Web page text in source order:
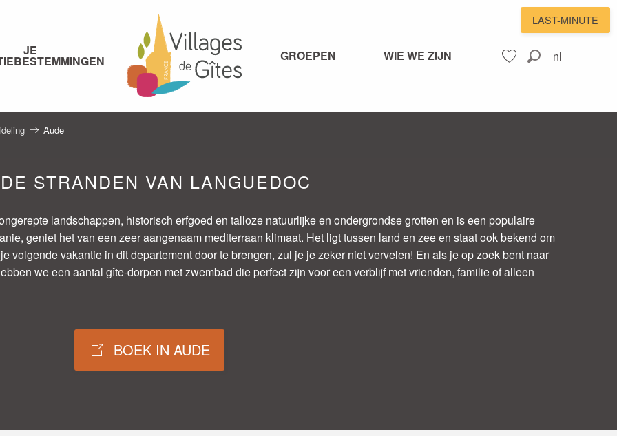
nl
LAST-MINUTE
JE GROEPEN WIE WE ZIJN
Aude
STRANDEN VAN LANGUEDOC
landschappen, historisch erfgoed en talloze natuurlijke en ondergrondse grotten en is een populaire
geniet het van een zeer aangenaam mediterraan klimaat. Het ligt tussen land en zee en staat ook bekend om
volgende vakantie in dit departement door te brengen, zul je je zeker niet vervelen! En als je op zoek bent naar
we een aantal gîte-dorpen met zwembad die perfect zijn voor een verblijf met vrienden, familie of alleen
BOEK IN AUDE